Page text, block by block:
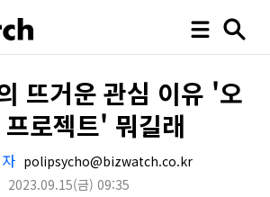
뜨거운 관심 이유 '오
로젝트' 뭐길래
polipsycho@bizwatch.co.kr
2023.09.15(금) 09:35